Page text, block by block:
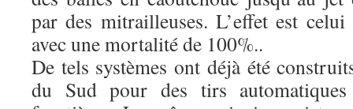
par des mitrailleuses. L’effet est
avec une mortalité de 100%..
De tels systèmes ont déjà été
du Sud pour des tirs